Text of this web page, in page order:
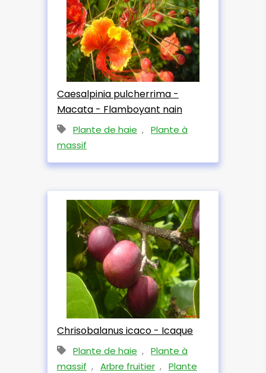
Caesalpinia pulcherrima -
Macata - Flamboyant nain
Plante de haie , Plante à
massif
Chrisobalanus icaco - Icaque
Plante de haie , Plante à
massif , Arbre fruitier , Plante